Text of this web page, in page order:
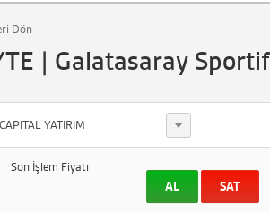
Dön
| Galatasaray
YATIRIM
Son İşlem Fiyatı
AL SAT